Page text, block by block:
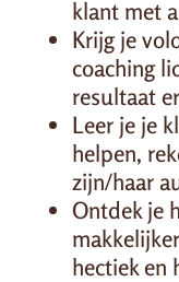
klant met
Krijg je
coaching
resultaat
Leer je je
helpen,
zijn/haar
Ontdek je
hectiek en